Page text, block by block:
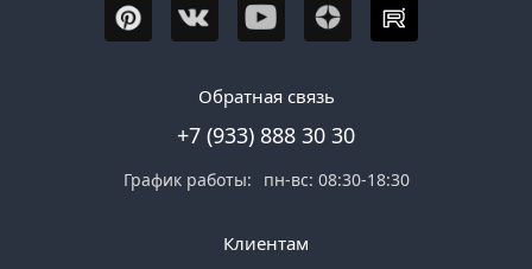
Обратная связь
+7 (933) 888 30 30
График работы: пн-вс: 08:30-18:30
Клиентам